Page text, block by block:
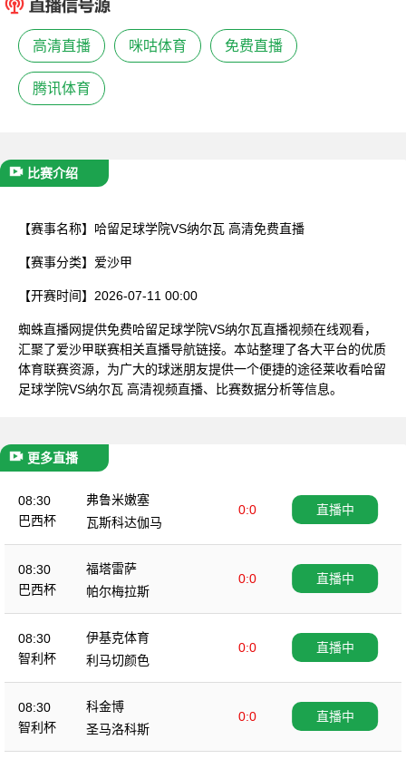
高清直播 咪咕体育 免费直播
腾讯体育
比赛介绍
【赛事名称】 哈留足球学院VS纳尔瓦 高清免费直播
【赛事分类】 爱沙甲
【开赛时间】 2026-07-11 00:00
蜘蛛直播网提供免费哈留足球学院VS纳尔瓦直播视频在线观看，
汇聚了爱沙甲联赛相关直播导航链接。本站整理了各大平台的优质
体育联赛资源，为广大的球迷朋友提供一个便捷的途径莱收看哈留
足球学院VS纳尔瓦 高清视频直播、比赛数据分析等信息。
更多直播
08:30
巴西杯
弗鲁米嫩塞
0:0
瓦斯科达伽马
直播中
08:30
巴西杯
福塔雷萨
0:0
帕尔梅拉斯
直播中
08:30
智利杯
伊基克体育
0:0
利马切颜色
直播中
08:30
智利杯
科金博
0:0
圣马洛科斯
直播中